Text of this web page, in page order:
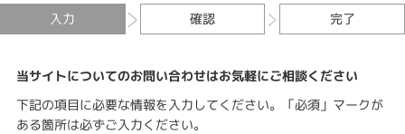
入力 確認 完了
当サイトについてのお問い合わせはお気軽にご相談ください
下記の項目に必要な情報を入力してください。「必須」マークが
ある箇所は必ずご入力ください。